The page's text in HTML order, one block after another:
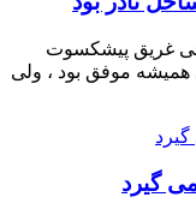
غریق پیشکسوت
موفق بود ، ولی
گیرد